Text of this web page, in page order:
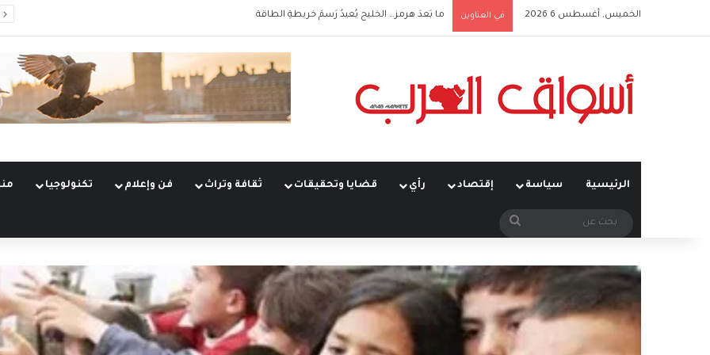
الخميس, أغسطس 6 2026 في العناوين ما بَعدَ هرمز… الخليج يُعيدُ رَسمَ خريطةِ الطاقة
الرئيسية سياسة إقتصاد رأي قضايا وتحقيقات ثقافة وتراث فن وإعلام تكنولوجيا
بحث